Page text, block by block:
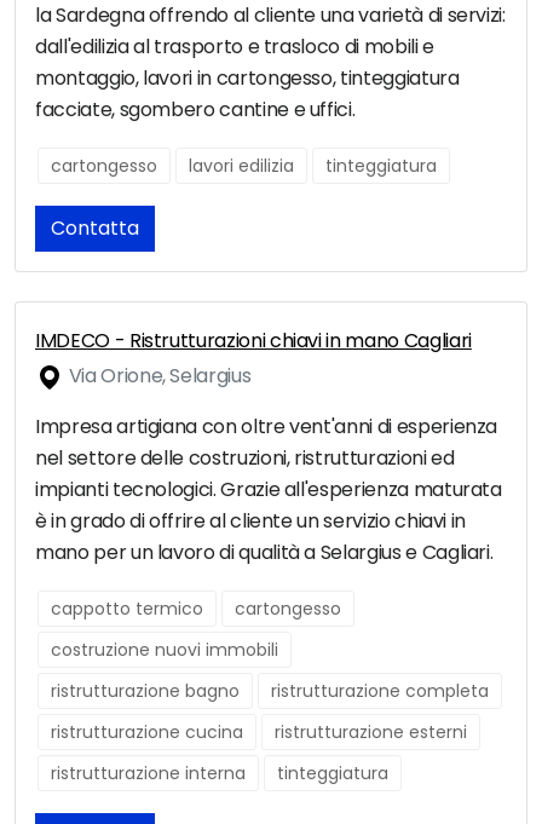
la Sardegna offrendo al cliente una varietà di servizi:
dall'edilizia al trasporto e trasloco di mobili e
montaggio, lavori in cartongesso, tinteggiatura
facciate, sgombero cantine e uffici.
cartongesso lavori edilizia tinteggiatura
Contatta
IMDECO - Ristrutturazioni chiavi in mano Cagliari
Via Orione, Selargius
Impresa artigiana con oltre vent'anni di esperienza
nel settore delle costruzioni, ristrutturazioni ed
impianti tecnologici. Grazie all'esperienza maturata
è in grado di offrire al cliente un servizio chiavi in
mano per un lavoro di qualità a Selargius e Cagliari.
cappotto termico
cartongesso
costruzione nuovi immobili
ristrutturazione bagno
ristrutturazione completa
ristrutturazione cucina
ristrutturazione esterni
ristrutturazione interna
tinteggiatura